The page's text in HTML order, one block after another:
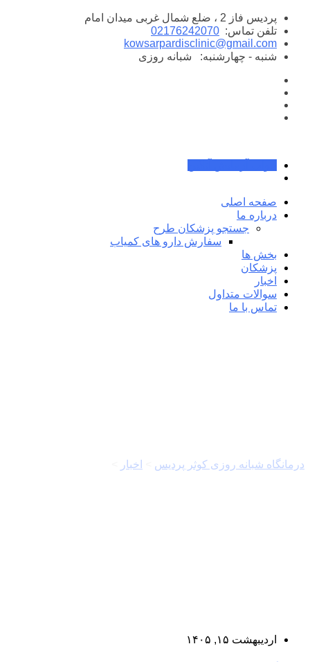
پرش
محتوا
پردیس فاز 2 ، ضلع شمال غربی میدان امام
تلفن تماس: 02176242070
kowsarpardisclinic@gmail.com
شنبه - چهارشنبه:
شبانه روزی
صفحه اصلی
درباره ما
جستجو پزشکان طرح
سفارش دارو های کمیاب
بخش ها
پزشکان
اخبار
سوالات متداول
تماس با ما
درمانگاه شبانه روزی کوثر پردیس اخبار
اردیبهشت ۱۵, ۱۴۰۵